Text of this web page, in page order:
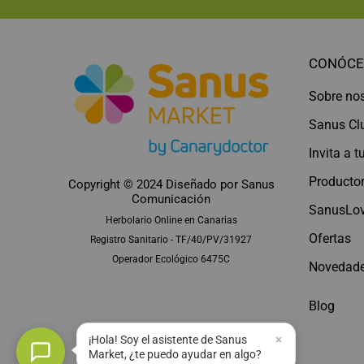
Copyright © 2024 Diseñado por Sanus
Comunicación
Herbolario Online en Canarias
Registro Sanitario - TF/40/PV/31927
Operador Ecológico 6475C
Sobre
Sanus
Invita a
Ofertas
Blog
¡Hola! Soy el asistente de Sanus
Market, ¿te puedo ayudar en algo?